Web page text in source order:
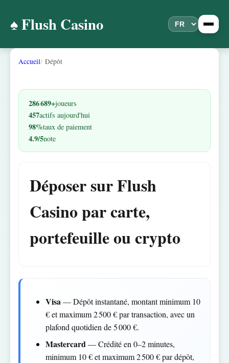
♠️ Flush Casino
Accueil Dépôt
286 689+joueurs
457actifs aujourd'hui
98%taux de paiement
4.9/5note
Déposer sur Flush
Casino par carte,
portefeuille ou crypto
Visa — Dépôt instantané, montant minimum 10
€ et maximum 2 500 € par transaction, avec un
plafond quotidien de 5 000 €.
Mastercard — Crédité en 0–2 minutes,
minimum 10 € et maximum 2 500 € par dépôt,